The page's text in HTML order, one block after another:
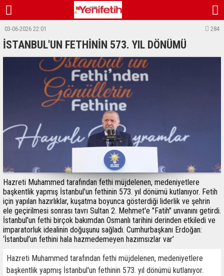
03-06-2026 22:01 284
İSTANBUL'UN FETHİNİN 573. YIL DÖNÜMÜ
Hazreti Muhammed tarafından fethi müjdelenen, medeniyetlere
başkentlik yapmış İstanbul'un fethinin 573. yıl dönümü kutlanıyor. Fetih
için yapılan hazırlıklar, kuşatma boyunca gösterdiği liderlik ve şehrin
ele geçirilmesi sonrası tavrı Sultan 2. Mehmet'e "Fatih" unvanını getirdi.
İstanbul'un fethi birçok bakımdan Osmanlı tarihini derinden etkiledi ve
imparatorluk idealinin doğuşunu sağladı. Cumhurbaşkanı Erdoğan:
‘İstanbul’un fethini hala hazmedemeyen hazımsızlar var’
Hazreti Muhammed tarafından fethi müjdelenen, medeniyetlere
başkentlik yapmış İstanbul'un fethinin 573. yıl dönümü kutlanıyor.